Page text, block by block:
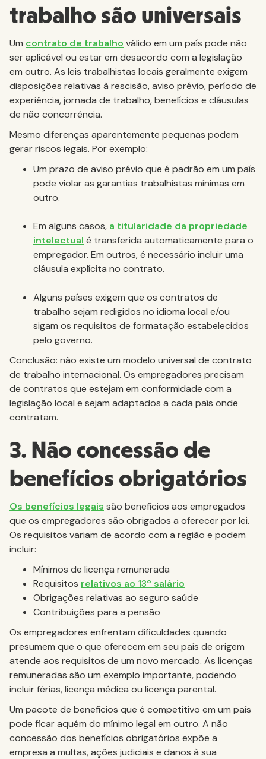
trabalho são universais
Um contrato de trabalho válido em um país pode não
ser aplicável ou estar em desacordo com a legislação
em outro. As leis trabalhistas locais geralmente exigem
disposições relativas à rescisão, aviso prévio, período de
experiência, jornada de trabalho, benefícios e cláusulas
de não concorrência.
Mesmo diferenças aparentemente pequenas podem
gerar riscos legais. Por exemplo:
Um prazo de aviso prévio que é padrão em um país
pode violar as garantias trabalhistas mínimas em
outro.
Em alguns casos, a titularidade da propriedade
intelectual é transferida automaticamente para o
empregador. Em outros, é necessário incluir uma
cláusula explícita no contrato.
Alguns países exigem que os contratos de
trabalho sejam redigidos no idioma local e/ou
sigam os requisitos de formatação estabelecidos
pelo governo.
Conclusão: não existe um modelo universal de contrato
de trabalho internacional. Os empregadores precisam
de contratos que estejam em conformidade com a
legislação local e sejam adaptados a cada país onde
contratam.
3. Não concessão de
benefícios obrigatórios
Os benefícios legais são benefícios aos empregados
que os empregadores são obrigados a oferecer por lei.
Os requisitos variam de acordo com a região e podem
incluir:
Mínimos de licença remunerada
Requisitos relativos ao 13º salário
Obrigações relativas ao seguro saúde
Contribuições para a pensão
Os empregadores enfrentam dificuldades quando
presumem que o que oferecem em seu país de origem
atende aos requisitos de um novo mercado. As licenças
remuneradas são um exemplo importante, podendo
incluir férias, licença médica ou licença parental.
Um pacote de benefícios que é competitivo em um país
pode ficar aquém do mínimo legal em outro. A não
concessão dos benefícios obrigatórios expõe a
empresa a multas, ações judiciais e danos à sua